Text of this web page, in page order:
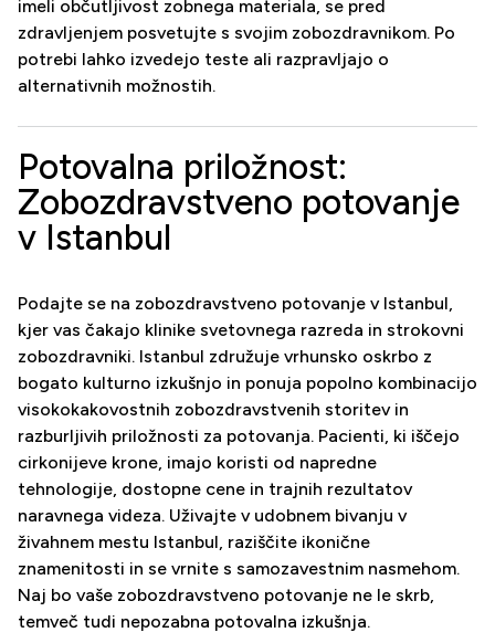
imeli občutljivost zobnega materiala, se pred
zdravljenjem posvetujte s svojim zobozdravnikom. Po
potrebi lahko izvedejo teste ali razpravljajo o
alternativnih možnostih.
Potovalna priložnost:
Zobozdravstveno potovanje
v Istanbul
Podajte se na zobozdravstveno potovanje v Istanbul,
kjer vas čakajo klinike svetovnega razreda in strokovni
zobozdravniki. Istanbul združuje vrhunsko oskrbo z
bogato kulturno izkušnjo in ponuja popolno kombinacijo
visokokakovostnih zobozdravstvenih storitev in
razburljivih priložnosti za potovanja. Pacienti, ki iščejo
cirkonijeve krone, imajo koristi od napredne
tehnologije, dostopne cene in trajnih rezultatov
naravnega videza. Uživajte v udobnem bivanju v
živahnem mestu Istanbul, raziščite ikonične
znamenitosti in se vrnite s samozavestnim nasmehom.
Naj bo vaše zobozdravstveno potovanje ne le skrb,
temveč tudi nepozabna potovalna izkušnja.